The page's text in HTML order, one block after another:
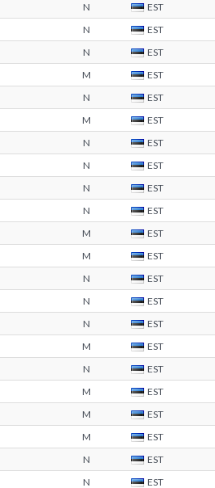
N EST
N EST
N EST
M EST
N EST
M EST
N EST
N EST
N EST
N EST
M EST
M EST
N EST
N EST
N EST
M EST
N EST
M EST
M EST
M EST
N EST
N EST